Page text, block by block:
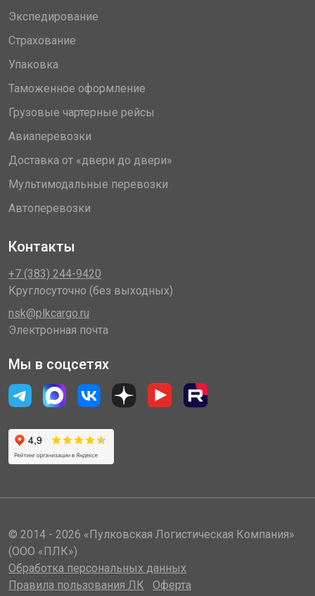
Экспедирование
Страхование
Упаковка
Таможенное оформление
Грузовые чартерные рейсы
Авиаперевозки
Доставка от «двери до двери»
Мультимодальные перевозки
Автоперевозки
Контакты
+7 (383) 244-9420
Круглосуточно (без выходных)
nsk@plkcargo.ru
Электронная почта
Мы в соцсетях
© 2014 - 2026 «Пулковская Логистическая Компания»
(ООО «ПЛК»)
Обработка персональных данных
Правила пользования ЛК
Оферта